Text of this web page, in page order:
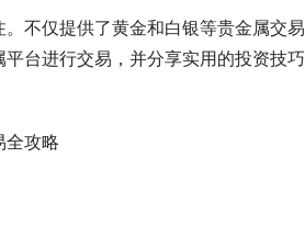
不仅提供了黄金和白银等贵金属交
台进行交易，并分享实用的投资技